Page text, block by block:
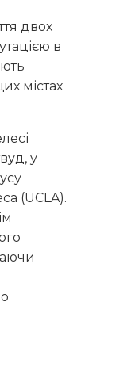
двох
в
містах
у
(UCLA).